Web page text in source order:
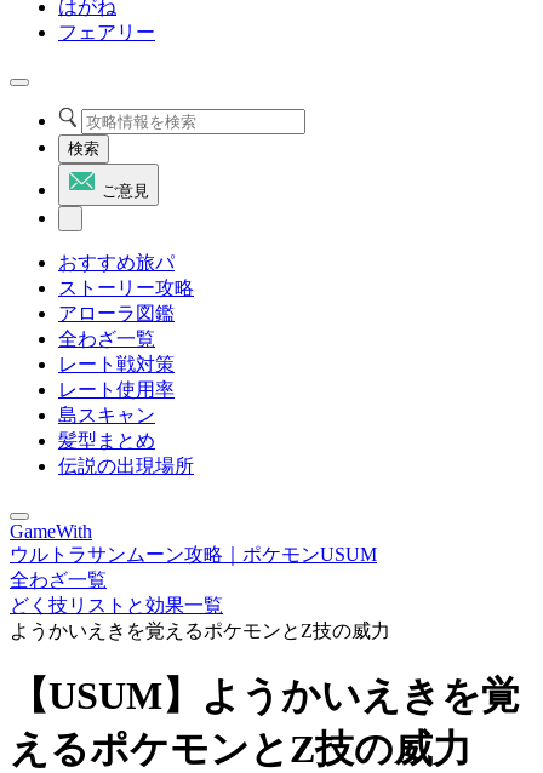
はがね
フェアリー
検索
ご意見
おすすめ旅パ
ストーリー攻略
アローラ図鑑
全わざ一覧
レート戦対策
レート使用率
島スキャン
髪型まとめ
伝説の出現場所
GameWith
ウルトラサンムーン攻略｜ポケモンUSUM
全わざ一覧
どく技リストと効果一覧
ようかいえきを覚えるポケモンとZ技の威力
【USUM】ようかいえきを覚
えるポケモンとZ技の威力